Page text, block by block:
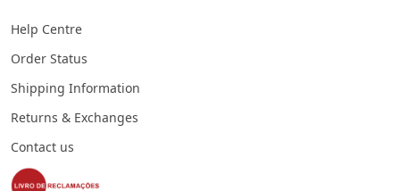
Help Centre
Order Status
Shipping Information
Returns & Exchanges
Contact us